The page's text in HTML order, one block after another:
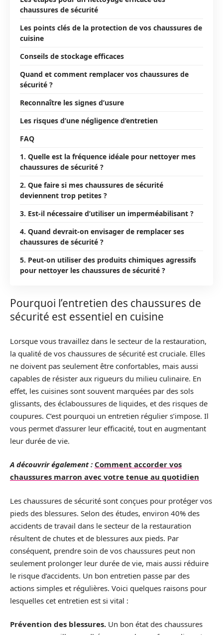
chaussures de sécurité
Les points clés de la protection de vos chaussures de
cuisine
Conseils de stockage efficaces
Quand et comment remplacer vos chaussures de
sécurité ?
Reconnaître les signes d’usure
Les risques d’une négligence d’entretien
FAQ
1. Quelle est la fréquence idéale pour nettoyer mes
chaussures de sécurité ?
2. Que faire si mes chaussures de sécurité
deviennent trop petites ?
3. Est-il nécessaire d’utiliser un imperméabilisant ?
4. Quand devrait-on envisager de remplacer ses
chaussures de sécurité ?
5. Peut-on utiliser des produits chimiques agressifs
pour nettoyer les chaussures de sécurité ?
Pourquoi l’entretien des chaussures de
sécurité est essentiel en cuisine
Lorsque vous travaillez dans le secteur de la restauration,
la qualité de vos chaussures de sécurité est cruciale. Elles
ne doivent pas seulement être confortables, mais aussi
capables de résister aux rigueurs du milieu culinaire. En
effet, les cuisines sont souvent marquées par des sols
glissants, des éclaboussures de liquides, et des risques de
coupures. C’est pourquoi un entretien régulier s’impose. Il
vous permet d’assurer leur efficacité, tout en augmentant
leur durée de vie.
A découvrir également : Comment accorder vos
chaussures marron avec votre tenue au quotidien
Les chaussures de sécurité sont conçues pour protéger vos
pieds des blessures. Selon des études, environ 40% des
accidents de travail dans le secteur de la restauration
résultent de chutes et de blessures aux pieds. Par
conséquent, prendre soin de vos chaussures peut non
seulement prolonger leur durée de vie, mais aussi réduire
le risque d’accidents. Un bon entretien passe par des
actions simples et régulières. Voici quelques raisons pour
lesquelles cet entretien est si vital :
Prévention des blessures. Un bon état des chaussures